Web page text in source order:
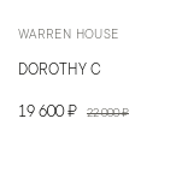
WARREN HOUSE
DOROTHY C
19 600 ₽ 22 000 ₽